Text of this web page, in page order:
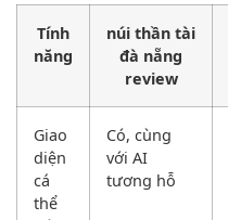
Tính
năng
núi thần tài
đà nẵng
review
Giao
diện
cá
thể
Có, cùng
với AI
tương hỗ